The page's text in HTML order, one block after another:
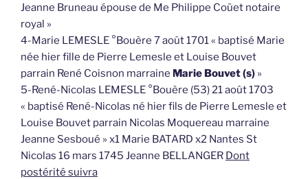
Jeanne Bruneau épouse de Me Philippe Coüet notaire
royal »
4-Marie LEMESLE °Bouère 7 août 1701 « baptisé Marie
née hier fille de Pierre Lemesle et Louise Bouvet
parrain René Coisnon marraine Marie Bouvet (s) »
5-René-Nicolas LEMESLE °Bouère (53) 21 août 1703
« baptisé René-Nicolas né hier fils de Pierre Lemesle et
Louise Bouvet parrain Nicolas Moquereau marraine
Jeanne Sesboué » x1 Marie BATARD x2 Nantes St
Nicolas 16 mars 1745 Jeanne BELLANGER Dont
postérité suivra